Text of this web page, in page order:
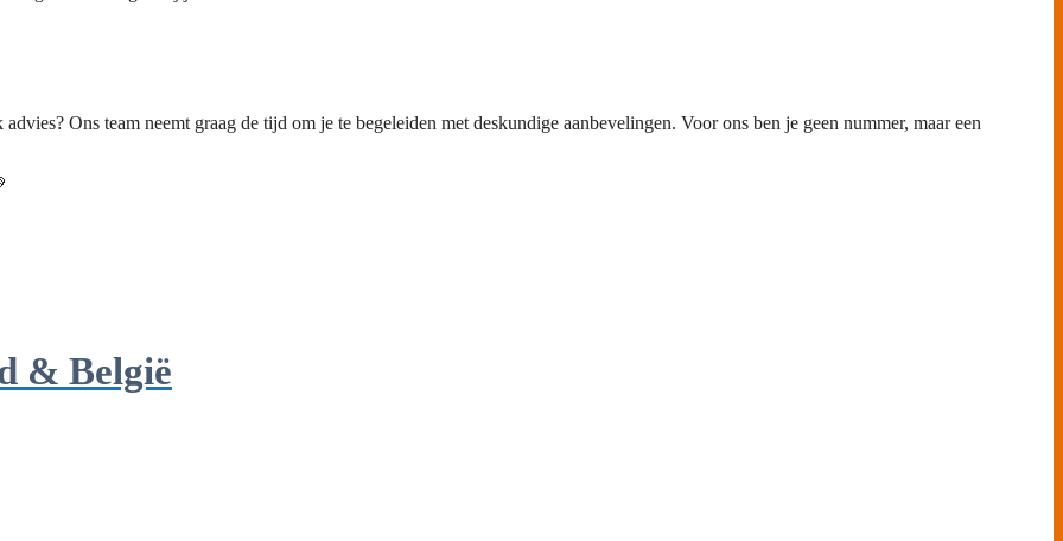
Ons team neemt graag de tijd om je te begeleiden met deskundige aanbevelingen. Voor ons ben je geen nummer, maar een
& België